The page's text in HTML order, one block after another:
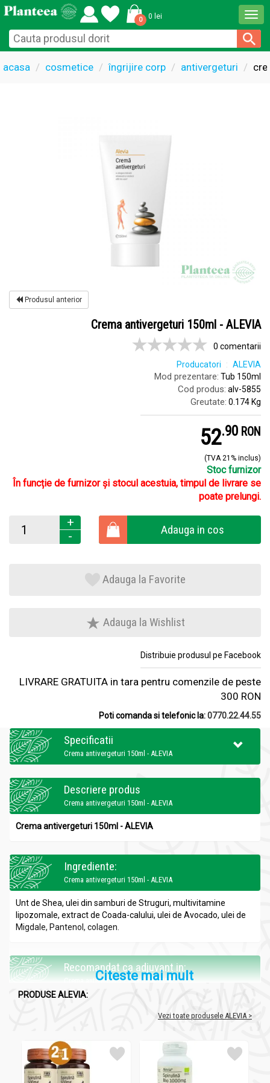
0 0 lei
acasa cosmetice îngrijire corp antivergeturi
Produsul anterior
Crema antivergeturi 150ml - ALEVIA
0 comentarii
Producatori
ALEVIA
Mod prezentare: Tub 150ml
Cod produs: alv-5855
Greutate: 0.174 Kg
52.9 RON
(TVA 21% inclus)
Stoc furnizor
În funcție de furnizor și stocul acestuia, timpul de livrare se
poate prelungi.
+
-
Adauga in cos
Adauga la Favorite
Adauga la Wishlist
Distribuie produsul pe Facebook
LIVRARE GRATUITA in tara pentru comenzile de peste
300 RON
Poti comanda si telefonic la:0770.22.44.55
Specificatii
Crema antivergeturi 150ml - ALEVIA
Descriere produs
Crema antivergeturi 150ml - ALEVIA
Crema antivergeturi 150ml - ALEVIA
Ingrediente:
Crema antivergeturi 150ml - ALEVIA
Unt de Shea, ulei din samburi de Struguri, multivitamine
lipozomale, extract de Coada-calului, ulei de Avocado, ulei de
Migdale, Pantenol, colagen.
Recomandat ca adjuvant in:
Crema antivergeturi 150ml - ALEVIA
Efecte:
Crema antivergeturi 150ml - ALEVIA
Citeste mai mult
PRODUSE ALEVIA:
Vezi toate produsele ALEVIA >